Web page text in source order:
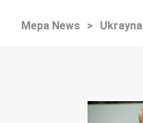
Mepa News > Ukrayna